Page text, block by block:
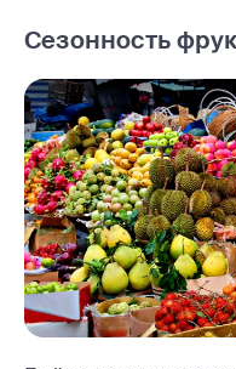
Сезонность